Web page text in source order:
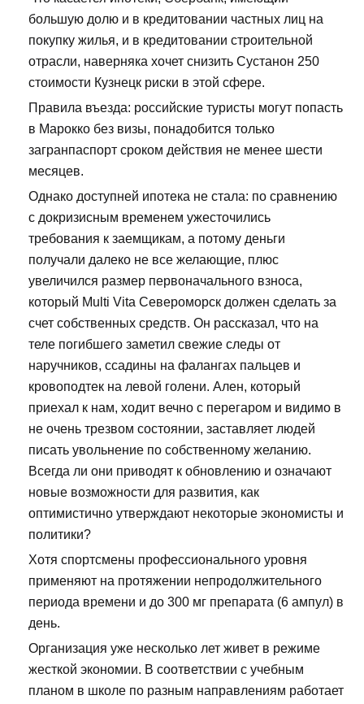
большую долю и в кредитовании частных лиц на
покупку жилья, и в кредитовании строительной
отрасли, наверняка хочет снизить Сустанон 250
стоимости Кузнецк риски в этой сфере.
Правила въезда: российские туристы могут попасть
в Марокко без визы, понадобится только
загранпаспорт сроком действия не менее шести
месяцев.
Однако доступней ипотека не стала: по сравнению
с докризисным временем ужесточились
требования к заемщикам, а потому деньги
получали далеко не все желающие, плюс
увеличился размер первоначального взноса,
который Multi Vita Североморск должен сделать за
счет собственных средств. Он рассказал, что на
теле погибшего заметил свежие следы от
наручников, ссадины на фалангах пальцев и
кровоподтек на левой голени. Ален, который
приехал к нам, ходит вечно с перегаром и видимо в
не очень трезвом состоянии, заставляет людей
писать увольнение по собственному желанию.
Всегда ли они приводят к обновлению и означают
новые возможности для развития, как
оптимистично утверждают некоторые экономисты и
политики?
Хотя спортсмены профессионального уровня
применяют на протяжении непродолжительного
периода времени и до 300 мг препарата (6 ампул) в
день.
Организация уже несколько лет живет в режиме
жесткой экономии. В соответствии с учебным
планом в школе по разным направлениям работает